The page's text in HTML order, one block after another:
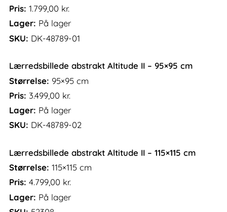
Pris: 1.799,00 kr.
Lager: På lager
SKU: DK-48789-01
Lærredsbillede abstrakt Altitude II – 95×95 cm
Størrelse: 95×95 cm
Pris: 3.499,00 kr.
Lager: På lager
SKU: DK-48789-02
Lærredsbillede abstrakt Altitude II – 115×115 cm
Størrelse: 115×115 cm
Pris: 4.799,00 kr.
Lager: På lager